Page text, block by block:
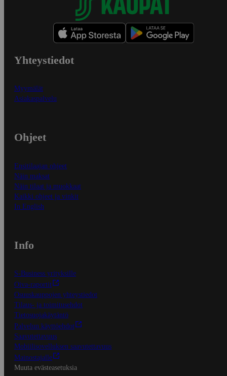
Yhteystiedot
Myymälät
Asiakaspalvelu
Ohjeet
Ensitilaajan ohjeet
Näin maksat
Näin tilaat ja muokkaat
Kaikki ohjeet ja vinkit
In English
Info
S-Business yrityksille
Oiva-raportit
Osuuskauppojen yhteystiedot
Tilaus- ja toimitusehdot
Tietosuojakäytäntö
Palvelun käyttöehdot
Saavutettavuus
Mobiilisovelluksen saavutettavuus
Mainostajalle
Muuta evästeasetuksia